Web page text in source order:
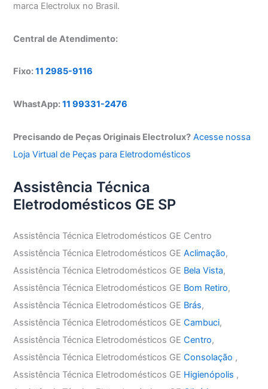
marca Electrolux no Brasil.
Central de Atendimento:
Fixo:11 2985-9116
WhastApp:11 99331-2476
Precisando de Peças Originais Electrolux? Acesse nossa
Loja Virtual de Peças para Eletrodomésticos
Assistência Técnica
Eletrodomésticos GE SP
Assistência Técnica Eletrodomésticos GE Centro
Assistência Técnica Eletrodomésticos GEAclimação,
Assistência Técnica Eletrodomésticos GE Bela Vista,
Assistência Técnica Eletrodomésticos GE Bom Retiro,
Assistência Técnica Eletrodomésticos GE Brás,
Assistência Técnica Eletrodomésticos GECambuci,
Assistência Técnica Eletrodomésticos GECentro,
Assistência Técnica Eletrodomésticos GEConsolação ,
Assistência Técnica Eletrodomésticos GE Higienópolis ,